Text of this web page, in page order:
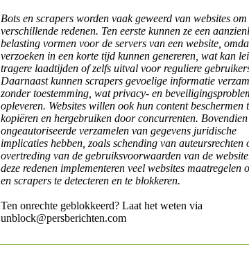
Bots en scrapers worden vaak geweerd van websites om
verschillende redenen. Ten eerste kunnen ze een
belasting vormen voor de servers van een website,
verzoeken in een korte tijd kunnen genereren, wat kan
tragere laadtijden of zelfs uitval voor reguliere
Daarnaast kunnen scrapers gevoelige informatie
zonder toestemming, wat privacy- en
opleveren. Websites willen ook hun content beschermen
kopiëren en hergebruiken door concurrenten.
ongeautoriseerde verzamelen van gegevens juridische
implicaties hebben, zoals schending van auteursrechten
overtreding van de gebruiksvoorwaarden van de
deze redenen implementeren veel websites maatregelen
en scrapers te detecteren en te blokkeren.
Ten onrechte geblokkeerd? Laat het weten via
unblock@persberichten.com